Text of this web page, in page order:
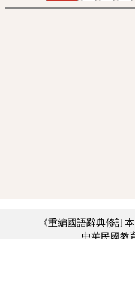
《重編國語辭典修訂
中華民國教